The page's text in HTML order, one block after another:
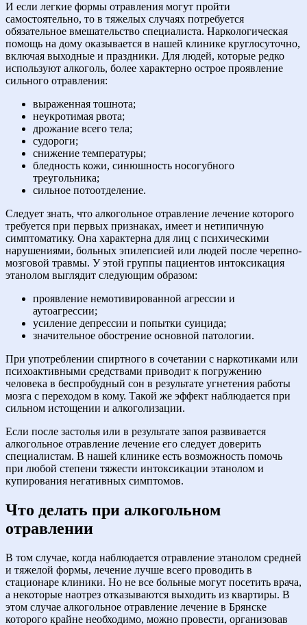
И если легкие формы отравления могут пройти
самостоятельно, то в тяжелых случаях потребуется
обязательное вмешательство специалиста. Наркологическая
помощь на дому оказывается в нашей клинике круглосуточно,
включая выходные и праздники. Для людей, которые редко
используют алкоголь, более характерно острое проявление
сильного отравления:
выраженная тошнота;
неукротимая рвота;
дрожание всего тела;
судороги;
снижение температуры;
бледность кожи, синюшность носогубного
треугольника;
сильное потоотделение.
Следует знать, что алкогольное отравление лечение которого
требуется при первых признаках, имеет и нетипичную
симптоматику. Она характерна для лиц с психическими
нарушениями, больных эпилепсией или людей после черепно-
мозговой травмы. У этой группы пациентов интоксикация
этанолом выглядит следующим образом:
проявление немотивированной агрессии и
аутоагрессии;
усиление депрессии и попытки суицида;
значительное обострение основной патологии.
При употреблении спиртного в сочетании с наркотиками или
психоактивными средствами приводит к погружению
человека в беспробудный сон в результате угнетения работы
мозга с переходом в кому. Такой же эффект наблюдается при
сильном истощении и алкоголизации.
Если после застолья или в результате запоя развивается
алкогольное отравление лечение его следует доверить
специалистам. В нашей клинике есть возможность помочь
при любой степени тяжести интоксикации этанолом и
купирования негативных симптомов.
Что делать при алкогольном
отравлении
В том случае, когда наблюдается отравление этанолом средней
и тяжелой формы, лечение лучше всего проводить в
стационаре клиники. Но не все больные могут посетить врача,
а некоторые наотрез отказываются выходить из квартиры. В
этом случае алкогольное отравление лечение в Брянске
которого крайне необходимо, можно провести, организовав